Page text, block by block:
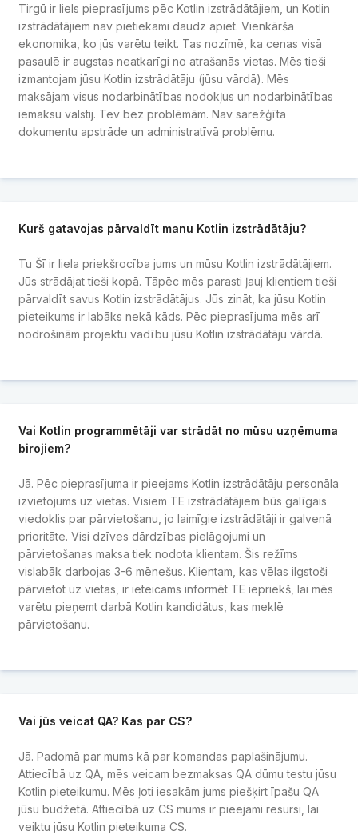
Tirgū ir liels pieprasījums pēc Kotlin izstrādātājiem, un Kotlin
izstrādātājiem nav pietiekami daudz apiet. Vienkārša
ekonomika, ko jūs varētu teikt. Tas nozīmē, ka cenas visā
pasaulē ir augstas neatkarīgi no atrašanās vietas. Mēs tieši
izmantojam jūsu Kotlin izstrādātāju (jūsu vārdā). Mēs
maksājam visus nodarbinātības nodokļus un nodarbinātības
iemaksu valstij. Tev bez problēmām. Nav sarežģīta
dokumentu apstrāde un administratīvā problēmu.
Kurš gatavojas pārvaldīt manu Kotlin izstrādātāju?
Tu Šī ir liela priekšrocība jums un mūsu Kotlin izstrādātājiem.
Jūs strādājat tieši kopā. Tāpēc mēs parasti ļauj klientiem tieši
pārvaldīt savus Kotlin izstrādātājus. Jūs zināt, ka jūsu Kotlin
pieteikums ir labāks nekā kāds. Pēc pieprasījuma mēs arī
nodrošinām projektu vadību jūsu Kotlin izstrādātāju vārdā.
Vai Kotlin programmētāji var strādāt no mūsu uzņēmuma
birojiem?
Jā. Pēc pieprasījuma ir pieejams Kotlin izstrādātāju personāla
izvietojums uz vietas. Visiem TE izstrādātājiem būs galīgais
viedoklis par pārvietošanu, jo laimīgie izstrādātāji ir galvenā
prioritāte. Visi dzīves dārdzības pielāgojumi un
pārvietošanas maksa tiek nodota klientam. Šis režīms
vislabāk darbojas 3-6 mēnešus. Klientam, kas vēlas ilgstoši
pārvietot uz vietas, ir ieteicams informēt TE iepriekš, lai mēs
varētu pieņemt darbā Kotlin kandidātus, kas meklē
pārvietošanu.
Vai jūs veicat QA? Kas par CS?
Jā. Padomā par mums kā par komandas paplašinājumu.
Attiecībā uz QA, mēs veicam bezmaksas QA dūmu testu jūsu
Kotlin pieteikumu. Mēs ļoti iesakām jums piešķirt īpašu QA
jūsu budžetā. Attiecībā uz CS mums ir pieejami resursi, lai
veiktu jūsu Kotlin pieteikuma CS.